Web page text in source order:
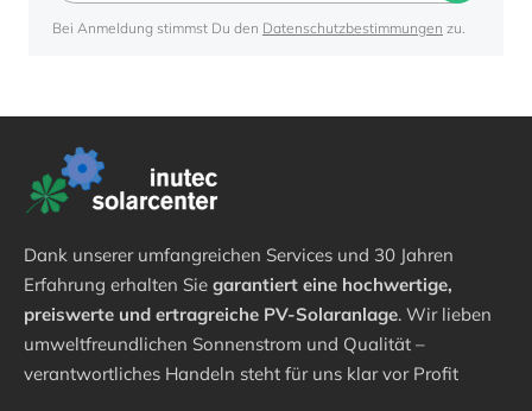
Bei Anmeldung stimmst Du den Datenschutzbestimmungen zu.
Dank unserer umfangreichen Services und 30 Jahren
Erfahrung erhalten Sie garantiert eine hochwertige,
preiswerte und ertragreiche PV-Solaranlage. Wir lieben
umweltfreundlichen Sonnenstrom und Qualität –
verantwortliches Handeln steht für uns klar vor Profit